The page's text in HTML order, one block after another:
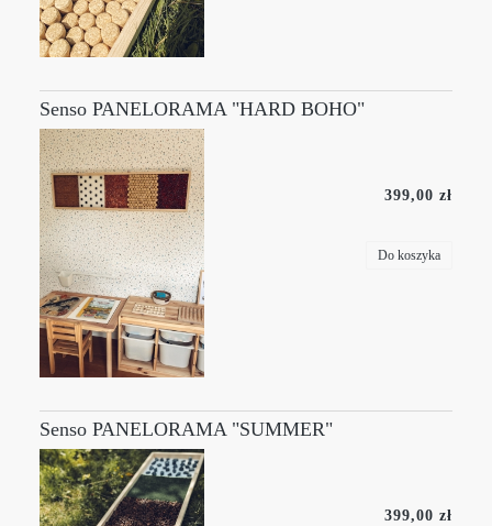
Senso PANELORAMA "HARD BOHO"
399,00 zł
Do koszyka
Senso PANELORAMA "SUMMER"
399,00 zł